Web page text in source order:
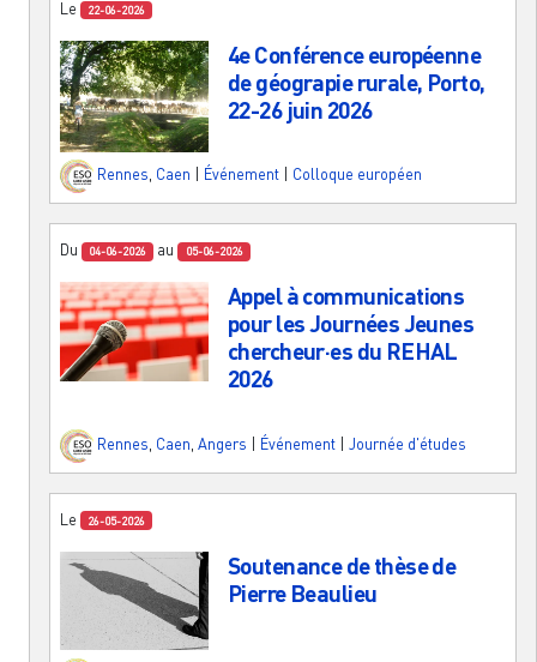
Le 22-06-2026
4e Conférence européenne
de géograpie rurale, Porto,
22-26 juin 2026
Rennes, Caen Événement Colloque européen
Du 04-06-2026 au 05-06-2026
Appel à communications
pour les Journées Jeunes
chercheur·es du REHAL
2026
Rennes Caen Angers Événement Journée d'études
Le 26-05-2026
Soutenance de thèse de
Pierre Beaulieu